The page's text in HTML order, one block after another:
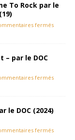
To Rock par le
fermés
– par le DOC
fermés
le DOC (2024)
fermés